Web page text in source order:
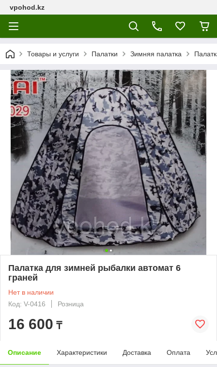
vpohod.kz
Товары и услуги Палатки Зимняя палатка
Палатка для зимней рыбалки автомат 6
граней
Нет в наличии
Код: V-0416
Розница
16 600 ₸
Описание Характеристики Доставка Оплата